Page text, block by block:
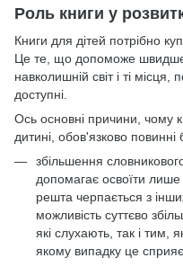
Роль книги у
Книги для дітей потрібно
Це те, що допоможе швидше
навколишній світ і ті місця,
доступні.
Ось основні причини, чому
дитині, обов'язково повинні
збільшення
допомагає освоїти лише
решта черпається з
можливість суттєво
які слухають, так і тим,
якому випадку це